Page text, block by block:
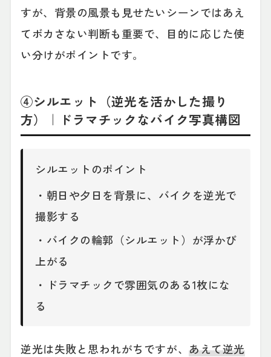
すが、背景の風景も見せたいシーンではあえ
てボカさない判断も重要で、目的に応じた使
い分けがポイントです。
④シルエット（逆光を活かした撮り
方）｜ドラマチックなバイク写真構図
シルエットのポイント
・朝日や夕日を背景に、バイクを逆光で
撮影する
・バイクの輪郭（シルエット）が浮かび
上がる
・ドラマチックで雰囲気のある1枚にな
る
逆光は失敗と思われがちですが、あえて逆光